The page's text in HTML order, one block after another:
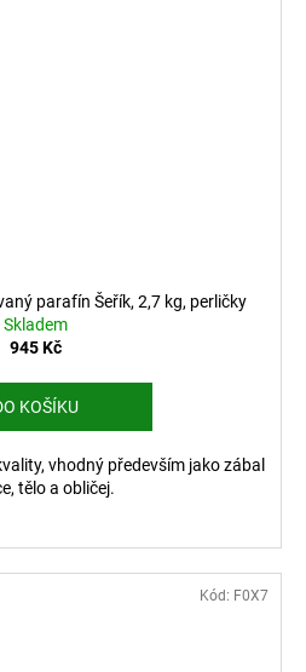
parafín Šeřík, 2,7 kg, perličky
Skladem
945 Kč
KOŠÍKU
vhodný především jako zábal
tělo a obličej.
Kód: F0X7